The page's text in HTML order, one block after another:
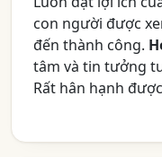
con người được
đến thành công.
tâm và tin tưởng
Rất hân hạnh